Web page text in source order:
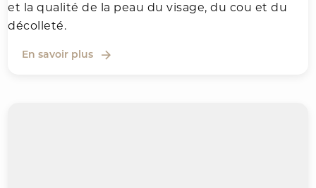
et la qualité de la peau du visage, du cou et du
décolleté.
En savoir plus